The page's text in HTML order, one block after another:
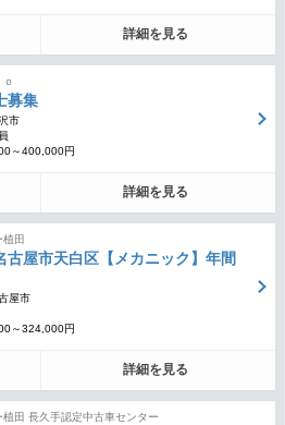
詳細を見る
募集
市
～400,000円
詳細を見る
田
古屋市天白区【メカニック】年間
屋市
～324,000円
詳細を見る
植田 長久手認定中古車センター